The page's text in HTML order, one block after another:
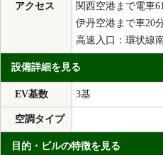
アクセス
関西空港まで電車
伊丹空港まで車20
高速入口：環状線
設備詳細を見る
EV基数 3基
空調タイプ
目的・ビルの特徴を見る